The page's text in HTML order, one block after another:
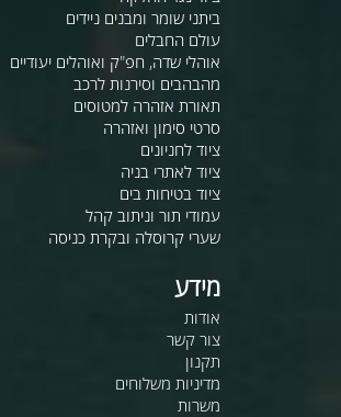
ביתני שומר ומבנים ניידים
עולם החבלים
אוהלי שדה, חפ"ק ואוהלים יעודיים
מהבהבים וסירנות לרכב
תאורת אזהרה למטוסים
סרטי סימון ואזהרה
ציוד לחניונים
ציוד לאתרי בניה
ציוד בטיחות בים
עמודי תור וניתוב קהל
שערי קרוסלה ובקרת כניסה
מידע
אודות
צור קשר
תקנון
מדיניות משלוחים
משרות